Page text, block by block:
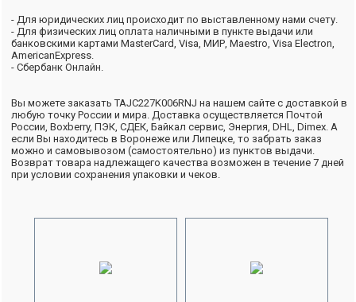
- Для юридических лиц происходит по выставленному нами счету.
- Для физических лиц оплата наличными в пункте выдачи или
банковскими картами MasterCard, Visa, МИР, Maestro, Visa Electron,
AmericanExpress.
- Сбербанк Онлайн.
Вы можете заказать TAJC227K006RNJ на нашем сайте с доставкой в
любую точку России и мира. Доставка осуществляется Почтой
России, Boxberry, ПЭК, СДЕК, Байкал сервис, Энергия, DHL, Dimex. А
если Вы находитесь в Воронеже или Липецке, то забрать заказ
можно и самовывозом (самостоятельно) из пунктов выдачи.
Возврат товара надлежащего качества возможен в течение 7 дней
при условии сохранения упаковки и чеков.